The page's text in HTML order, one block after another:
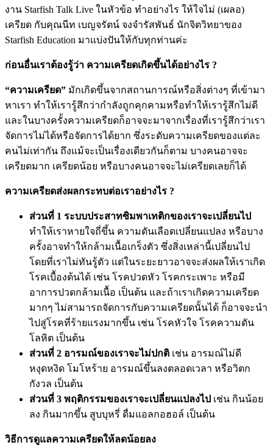
งาน Starfish Talk Live ในหัวข้อ ทำอย่างไร ให้ใจไม่ (เผลอ)
เครียด กับคุณนีท เบญจรัตน์ จงจำรัสพันธ์ นักจิตวิทยาของ
Starfish Education มาแบ่งปันให้กับทุกท่านค่ะ
ก่อนอื่นเราต้องรู้ว่า ความเครียดเกิดขึ้นได้อย่างไร ?
“ความเครียด” มักเกิดขึ้นจากสถานการณ์หรือสิ่งต่างๆ ที่เข้ามา
หาเรา ทำให้เรารู้สึกว่ากำลังถูกคุกคามหรือทำให้เรารู้สึกไม่ดี
และในบางครั้งความเครียดก็อาจจะมาจากเรื่องที่เรารู้สึกว่าเรา
จัดการไม่ได้หรือจัดการได้ยาก ซึ่งระดับความเครียดของแต่ละ
คนไม่เท่ากัน ถึงแม้จะเป็นเรื่องเดียวกันก็ตาม บางคนอาจจะ
เครียดมาก เครียดน้อย หรือบางคนอาจจะไม่เครียดเลยก็ได้
ความเครียดส่งผลกระทบต่อเราอย่างไร ?
ส่วนที่ 1 ระบบประสาทซิมพาเทติกของเราจะเปลี่ยนไป
ทำให้เราหายใจถี่ขึ้น ความดันเลือดเปลี่ยนแปลง หรือบาง
ครั้งอาจทำให้กล้ามเนื้อเกร็งตัว ซึ่งสิ่งเหล่านี้เปลี่ยนไป
โดยที่เราไม่ทันรู้ตัว แต่ในระยะยาวอาจจะส่งผลให้เราเกิด
โรคเบื้องต้นได้ เช่น โรคปวดหัว โรคกระเพาะ หรือมี
อาการปวดกล้ามเนื้อ เป็นต้น และถ้าเราเกิดความเครียด
มากๆ ไม่สามารถจัดการกับความเครียดนั้นได้ ก็อาจจะนำ
ไปสู่โรคที่ร้ายแรงมากขึ้น เช่น โรคหัวใจ โรคความดัน
โลหิต เป็นต้น
ส่วนที่ 2 อารมณ์ของเราจะไม่ปกติ เช่น อารมณ์ไม่ดี
หงุดหงิด โมโหร้าย อารมณ์ขึ้นลงตลอดเวลา หรือวิตก
กังวล เป็นต้น
ส่วนที่ 3 พฤติกรรมของเราจะเปลี่ยนแปลงไป เช่น กินน้อย
ลง กินมากขึ้น สูบบุหรี่ ดื่มแอลกอฮอล์ เป็นต้น
วิธีการดูแลความเครียดให้ลดน้อยลง